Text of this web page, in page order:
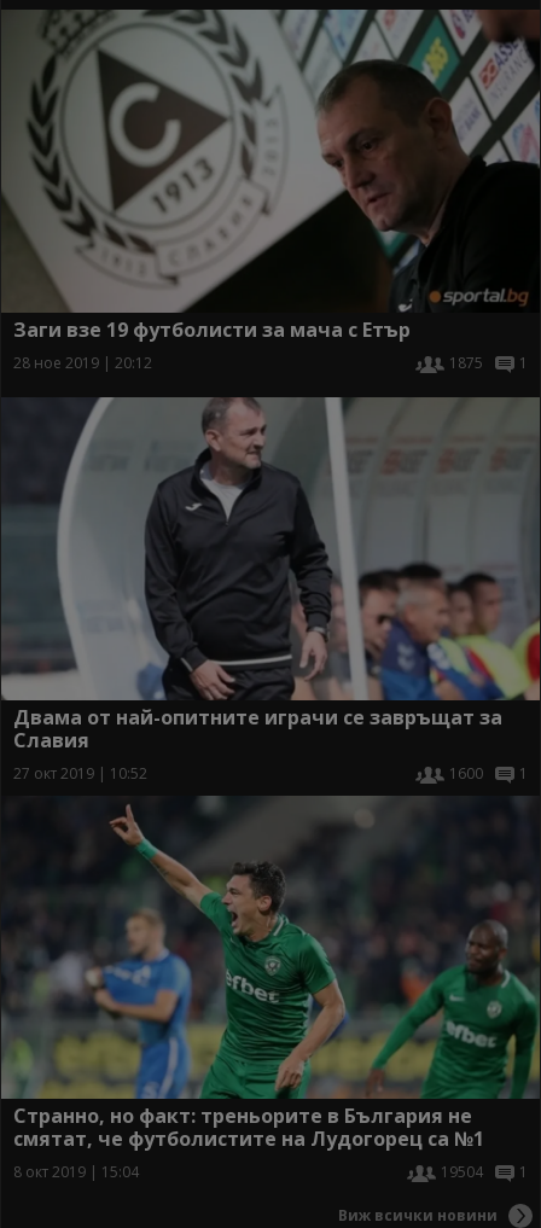
Заги взе 19 футболисти за мача с Етър
28 ное 2019 | 20:12 1875 1
Двама от най-опитните играчи се завръщат за
Славия
27 окт 2019 | 10:52 1600 1
Странно, но факт: треньорите в България не
смятат, че футболистите на Лудогорец са №1
8 окт 2019 | 15:04 19504 1
Виж всички новини